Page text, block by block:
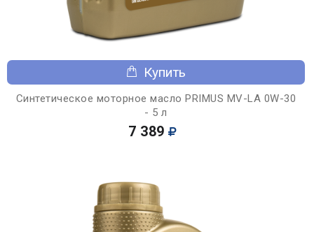
Купить
Синтетическое моторное масло PRIMUS MV-LA 0W-30
- 5 л
7 389